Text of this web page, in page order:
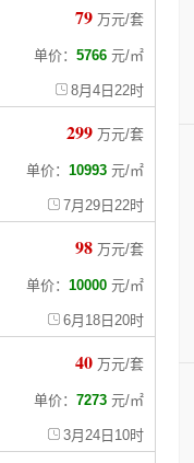
79 万元/套
单价： 5766 元/㎡
8月4日22时
299 万元/套
单价： 10993 元/㎡
7月29日22时
98 万元/套
单价： 10000 元/㎡
6月18日20时
40 万元/套
单价： 7273 元/㎡
3月24日10时